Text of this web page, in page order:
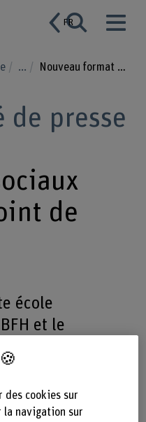
FR
... Nouveau format de discussion de la BFH et du Kornhausforum
de presse
de
école
et le
deux
des
sur des
des cookies sur
navigation sur